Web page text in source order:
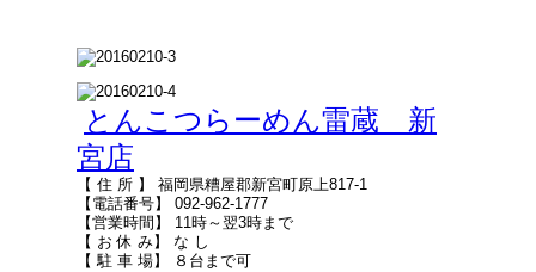
とんこつらーめん雷蔵 新
宮店
【 住 所 】 福岡県糟屋郡新宮町原上817-1
【電話番号】 092-962-1777
【営業時間】 11時～翌3時まで
【 お 休 み】 な し
【 駐 車 場】 ８台まで可